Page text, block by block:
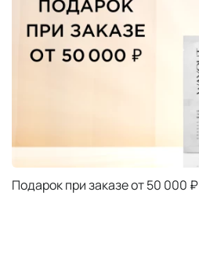
Подарок при заказе от 50 000 ₽